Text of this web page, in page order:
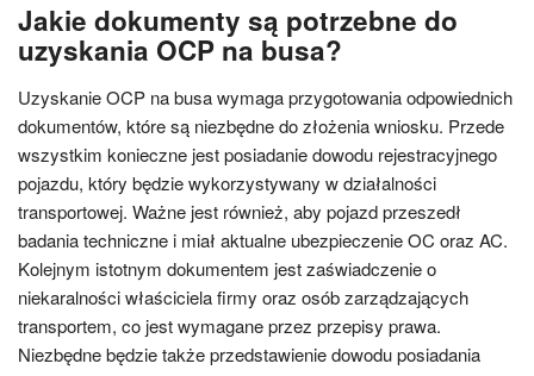
Jakie dokumenty są potrzebne do
uzyskania OCP na busa?
Uzyskanie OCP na busa wymaga przygotowania odpowiednich
dokumentów, które są niezbędne do złożenia wniosku. Przede
wszystkim konieczne jest posiadanie dowodu rejestracyjnego
pojazdu, który będzie wykorzystywany w działalności
transportowej. Ważne jest również, aby pojazd przeszedł
badania techniczne i miał aktualne ubezpieczenie OC oraz AC.
Kolejnym istotnym dokumentem jest zaświadczenie o
niekaralności właściciela firmy oraz osób zarządzających
transportem, co jest wymagane przez przepisy prawa.
Niezbędne będzie także przedstawienie dowodu posiadania